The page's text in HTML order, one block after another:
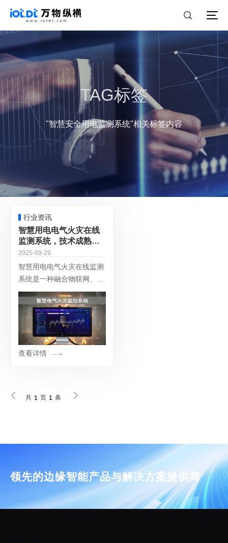
TAG标签
"智慧安全用电监测系统"相关标签内容
行业资讯
智慧用电电气火灾在线
监测系统，技术成熟度
和市场渗透率正快速提
升
2025-09-29
智慧用电电气火灾在线监测
系统是一种融合物联网、大
数据、人工智能等先进技术
的智能安全管理方案，旨在
实时监测电气设备运行状
态，提前预警潜在火灾隐
患，实现从 “事后处
查看详情
共 1 页 1 条
领先的边缘智能产品与解决方案提供商